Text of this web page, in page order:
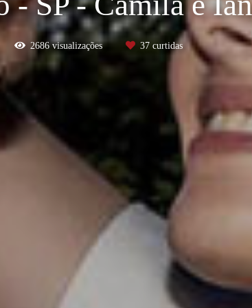
2686visualizações 37curtidas